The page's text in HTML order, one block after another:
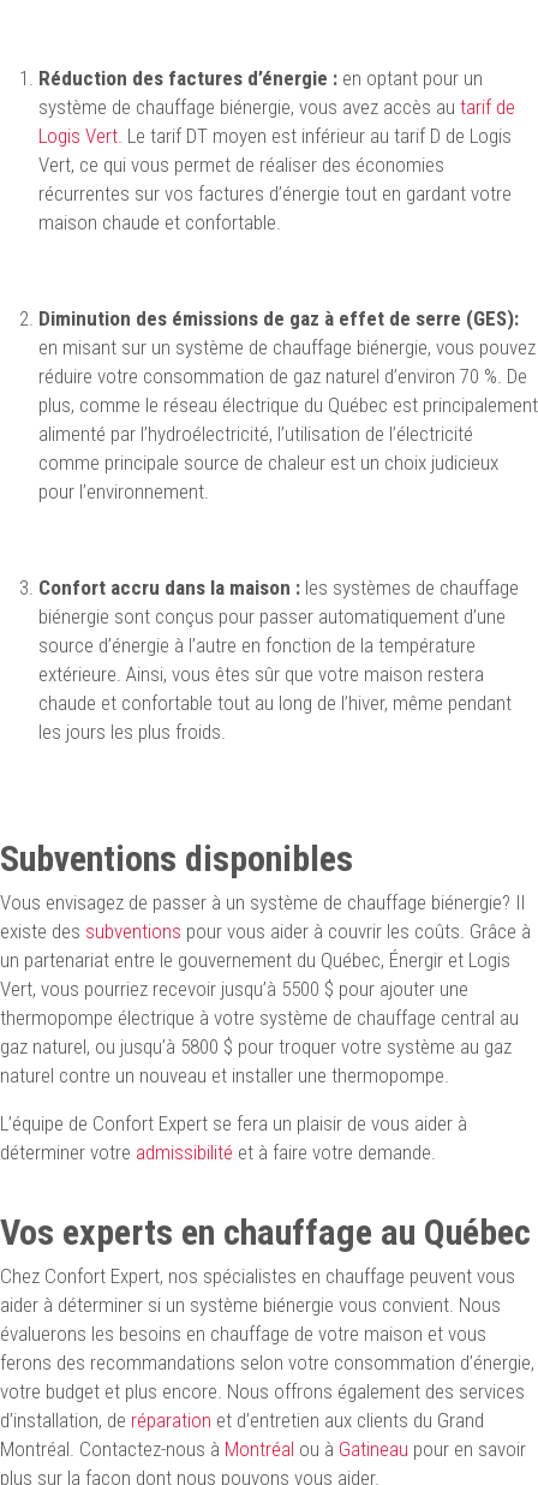
Réduction des factures d’énergie : en optant pour un
système de chauffage biénergie, vous avez accès au tarif de
Logis Vert . Le tarif DT moyen est inférieur au tarif D de Logis
Vert, ce qui vous permet de réaliser des économies
récurrentes sur vos factures d’énergie tout en gardant votre
maison chaude et confortable.
Diminution des émissions de gaz à effet de serre (GES):
en misant sur un système de chauffage biénergie, vous pouvez
réduire votre consommation de gaz naturel d’environ 70 %. De
plus, comme le réseau électrique du Québec est principalement
alimenté par l’hydroélectricité, l’utilisation de l’électricité
comme principale source de chaleur est un choix judicieux
pour l’environnement.
Confort accru dans la maison : les systèmes de chauffage
biénergie sont conçus pour passer automatiquement d’une
source d’énergie à l’autre en fonction de la température
extérieure. Ainsi, vous êtes sûr que votre maison restera
chaude et confortable tout au long de l’hiver, même pendant
les jours les plus froids.
Subventions disponibles
Vous envisagez de passer à un système de chauffage biénergie? Il
existe des subventions pour vous aider à couvrir les coûts. Grâce à
un partenariat entre le gouvernement du Québec, Énergir et Logis
Vert, vous pourriez recevoir jusqu’à 5500 $ pour ajouter une
thermopompe électrique à votre système de chauffage central au
gaz naturel, ou jusqu’à 5800 $ pour troquer votre système au gaz
naturel contre un nouveau et installer une thermopompe.
L’équipe de Confort Expert se fera un plaisir de vous aider à
déterminer votre admissibilité et à faire votre demande.
Vos experts en chauffage au Québec
Chez Confort Expert, nos spécialistes en chauffage peuvent vous
aider à déterminer si un système biénergie vous convient. Nous
évaluerons les besoins en chauffage de votre maison et vous
ferons des recommandations selon votre consommation d’énergie,
votre budget et plus encore. Nous offrons également des services
d’installation, de réparation et d’entretien aux clients du Grand
Montréal. Contactez-nous à Montréal ou à Gatineau pour en savoir
plus sur la façon dont nous pouvons vous aider.